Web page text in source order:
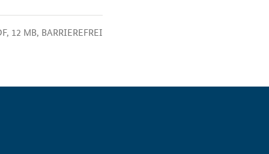
12 MB, BARRIEREFREI